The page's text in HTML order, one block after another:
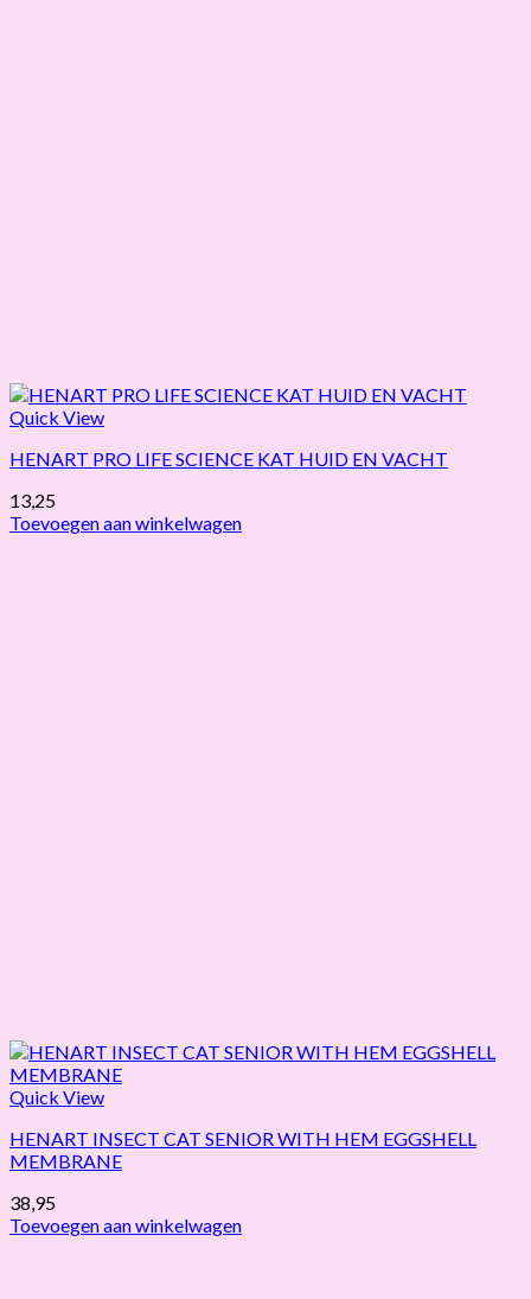
Quick View
HENART PRO LIFE SCIENCE KAT HUID EN VACHT
13,25
Toevoegen aan winkelwagen
Quick View
HENART INSECT CAT SENIOR WITH HEM EGGSHELL
MEMBRANE
38,95
Toevoegen aan winkelwagen